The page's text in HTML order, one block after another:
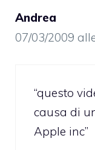
Andrea
07/03/2009
“questo
causa di
Apple inc”